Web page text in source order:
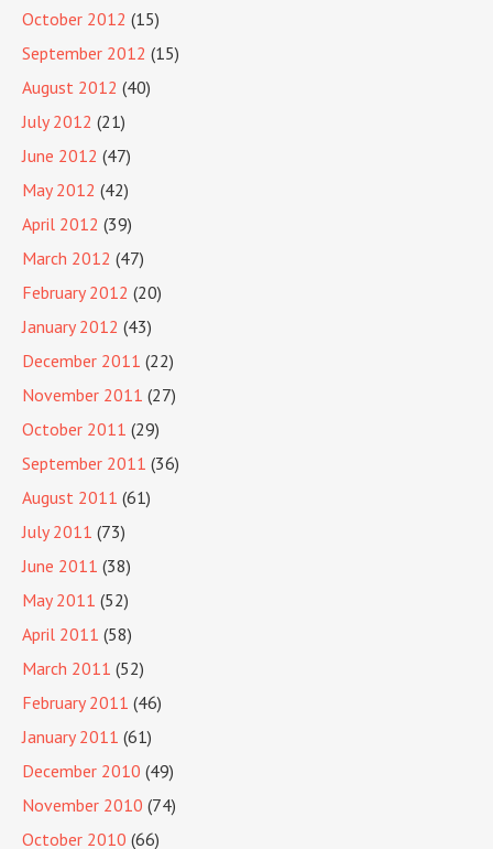
October 2012 (15)
September 2012 (15)
August 2012 (40)
July 2012 (21)
June 2012 (47)
May 2012 (42)
April 2012 (39)
March 2012 (47)
February 2012 (20)
January 2012 (43)
December 2011 (22)
November 2011 (27)
October 2011 (29)
September 2011 (36)
August 2011 (61)
July 2011 (73)
June 2011 (38)
May 2011 (52)
April 2011 (58)
March 2011 (52)
February 2011 (46)
January 2011 (61)
December 2010 (49)
November 2010 (74)
October 2010 (66)